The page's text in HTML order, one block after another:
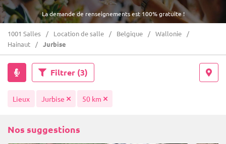
La demande de renseignements est 100% gratuite !
1001 Salles Location de salle Belgique
Wallonie
Hainaut
Jurbise
Filtrer (3)
Lieux Jurbise 50 km
Nos suggestions